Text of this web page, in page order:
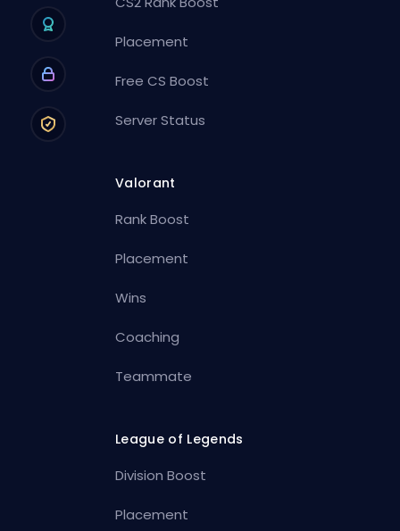
Placement
Free CS Boost
Server Status
Valorant
Rank Boost
Placement
Wins
Coaching
Teammate
League of Legends
Division Boost
Placement